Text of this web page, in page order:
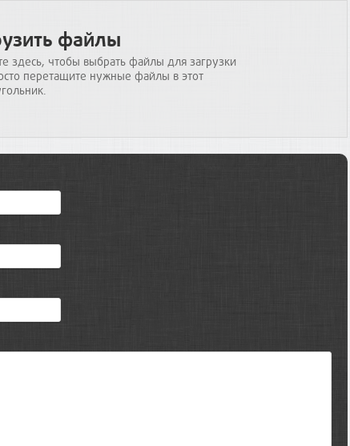
файлы
здесь, чтобы выбрать файлы для загрузки
перетащите нужные файлы в этот